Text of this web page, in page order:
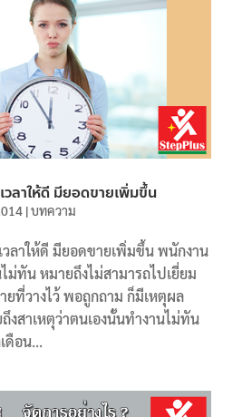
ลาให้ดี มียอดขายเพิ่มขึ้น
|บทความ
ลาให้ดี มียอดขายเพิ่มขึ้น พนักงาน
ม่ทัน หมายถึงไม่สามารถไปเยี่ยม
ยที่วางไว้ พอถูกถาม ก็มีเหตุผล
งสาเหตุว่าตนเองนั้นทำงานไม่ทัน
ดือน...